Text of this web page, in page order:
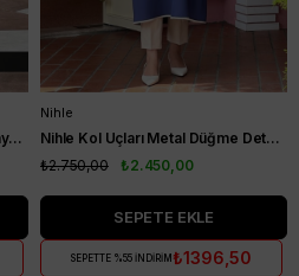
Nihle Önden Biye ve Düğmeli Bayan Kap Camel
Nihle
Nihle Kol Uçları Metal Düğme Detaylı Bayan Kap İndigo
₺2.450,00
₺2.750,00
SEPETE EKLE
SEPETTE %55 İNDİRİM ₺1396,50